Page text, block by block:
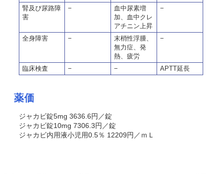
腎及び尿路障
害
−
血中尿素増
加、血中クレ
アチニン上昇
−
全身障害 −
末梢性浮腫、
無力症、発
熱、疲労
−
臨床検査 − − APTT延長
薬価
ジャカビ錠5mg 3636.6円／錠
ジャカビ錠10mg 7306.3円／錠
ジャカビ内用液小児用0.5％ 12209円／ｍＬ